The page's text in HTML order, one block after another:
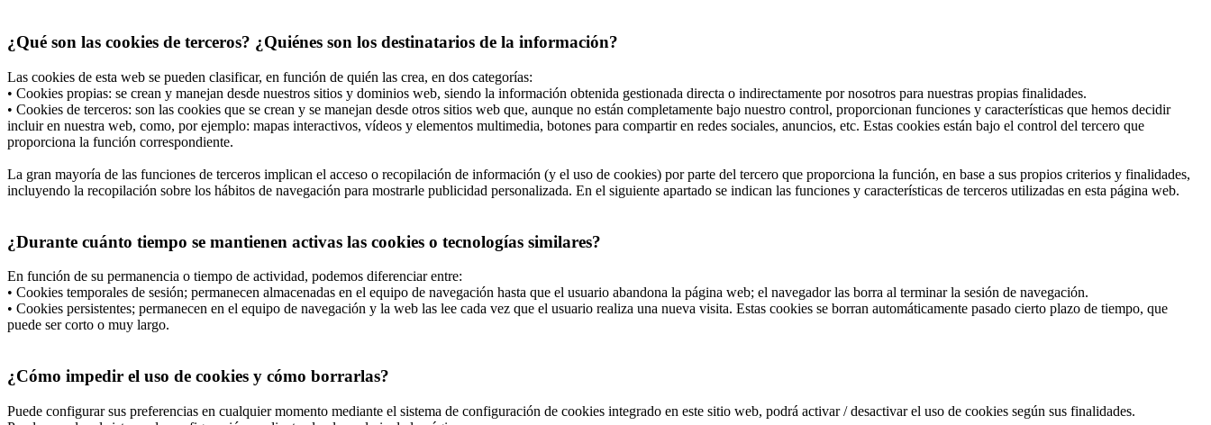
¿Qué son las cookies de terceros? ¿Quiénes son los destinatarios de la información?
Las cookies de esta web se pueden clasificar, en función de quién las crea, en dos categorías:
• Cookies propias: se crean y manejan desde nuestros sitios y dominios web, siendo la información obtenida gestionada directa o indirectamente por nosotros para nuestras propias finalidades.
• Cookies de terceros: son las cookies que se crean y se manejan desde otros sitios web que, aunque no están completamente bajo nuestro control, proporcionan funciones y características que hemos decidir
incluir en nuestra web, como, por ejemplo: mapas interactivos, vídeos y elementos multimedia, botones para compartir en redes sociales, anuncios, etc. Estas cookies están bajo el control del tercero que
proporciona la función correspondiente.
La gran mayoría de las funciones de terceros implican el acceso o recopilación de información (y el uso de cookies) por parte del tercero que proporciona la función, en base a sus propios criterios y finalidades,
incluyendo la recopilación sobre los hábitos de navegación para mostrarle publicidad personalizada. En el siguiente apartado se indican las funciones y características de terceros utilizadas en esta página web.
¿Durante cuánto tiempo se mantienen activas las cookies o tecnologías similares?
En función de su permanencia o tiempo de actividad, podemos diferenciar entre:
• Cookies temporales de sesión; permanecen almacenadas en el equipo de navegación hasta que el usuario abandona la página web; el navegador las borra al terminar la sesión de navegación.
• Cookies persistentes; permanecen en el equipo de navegación y la web las lee cada vez que el usuario realiza una nueva visita. Estas cookies se borran automáticamente pasado cierto plazo de tiempo, que
puede ser corto o muy largo.
¿Cómo impedir el uso de cookies y cómo borrarlas?
Puede configurar sus preferencias en cualquier momento mediante el sistema de configuración de cookies integrado en este sitio web, podrá activar / desactivar el uso de cookies según sus finalidades.